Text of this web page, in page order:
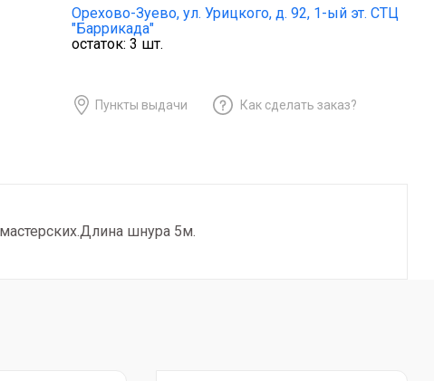
Орехово-Зуево, ул. Урицкого, д. 92, 1-ый эт. СТЦ
"Баррикада"
остаток: 3 шт.
Пункты выдачи Как сделать заказ?
шнура 5м.